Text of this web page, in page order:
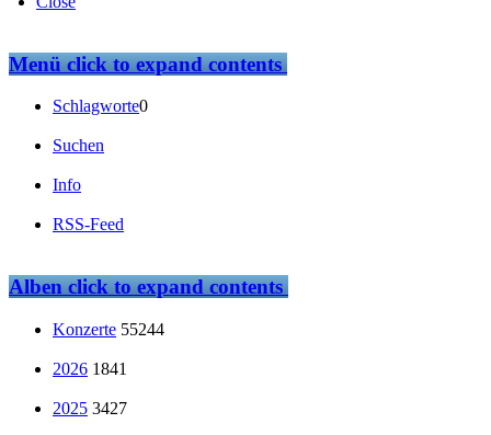
Menüclick to expand contents
Schlagworte0
Suchen
Info
RSS-Feed
Albenclick to expand contents
Konzerte 55244
2026 1841
2025 3427